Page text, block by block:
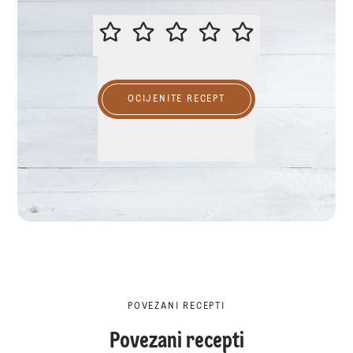
MOLIMO OCIJENITE OVAJ
OCIJENITE RECEPT
POVEZANI RECEPTI
Povezani recepti